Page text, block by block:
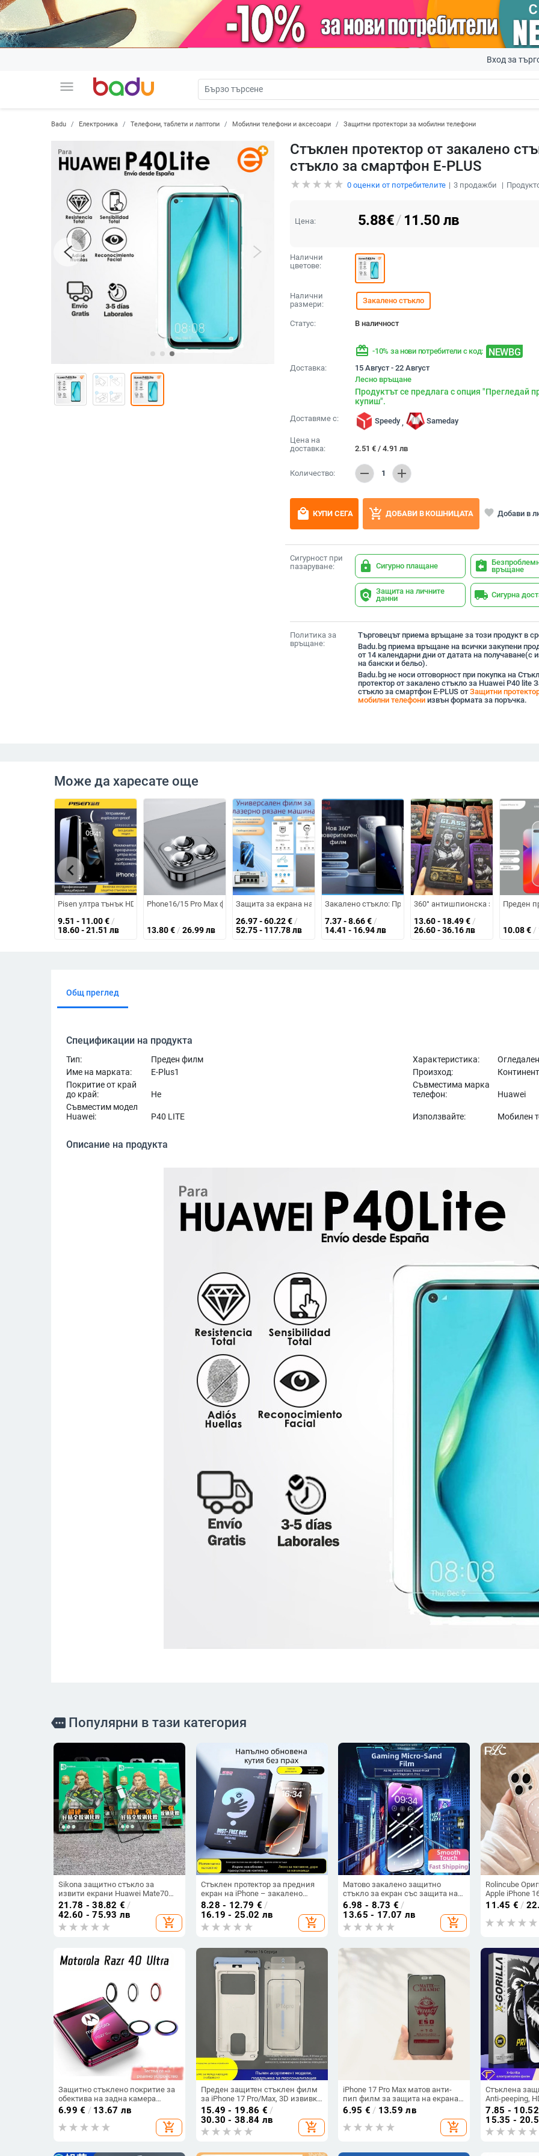
menu
Вход за
Badu Електроника Телефони, таблети и лаптопи Мобилни телефони и аксесоари Защитни протектори за мобилни телефони
Стъклен протектор от закалено
стъкло за смартфон E-PLUS
0оценки от потребителите 3продажби
Цена: 5.88€/ 11.50 лв
Налични
цветове:
Налични
размери:
Закалено стъкло
Статус: В наличност
redeem -10% за нови потребители с код: NEWBG
Доставка:
15 Август - 22 Август
Лесно връщане
Продуктът се предлага с опция "Прегледай
купиш".
Доставяме с: Speedy , Sameday
Цена на
доставка:
2.51 € / 4.91 лв
Количество: remove 1 add
local_mall КУПИ СЕГА add_shopping_cart ДОБАВИ В КОШНИЦАТА favorite Добави в
Сигурност при
пазаруване:
lock Сигурно плащане assignment_return връщане
policy Защита на личните
данни
local_shipping Сигурна
Политика за
връщане:
Търговецът приема връщане за този продукт в
Badu.bg приема връщане на всички закупени
от 14 календарни дни от датата на получаване(с
на бански и бельо).
Badu.bg не носи отговорност при покупка на
протектор от закалено стъкло за Huawei P40 lite
стъкло за смартфон E-PLUS отЗащитни
мобилни телефониизвън формата за поръчка.
Може да харесате още
Pisen ултра тънък HD закалено стъкло за екран за iPhone 13/14 серия — преден прахоустойчив протектор
9.51 - 11.00€ /
18.60 - 21.51 лв
Phone16/15 Pro Max филм за обектива на задната камера - HD, PET материал, антизелена светлина,
13.80€ / 26.99 лв
Защита за екрана на телефон PET преден филм, HD яснота
26.97 - 60.22€ /
52.75 - 117.78 лв
Закалено стъкло: Преден протектор за екран за iPhone
7.37 - 8.66€ /
14.41 - 16.94 лв
360° антишпионска защита за
13.60 - 18.49€ /
26.60 - 36.16 лв
Преден
10.08€ /
chevron_left
Общ преглед
Спецификации на продукта
Тип: Преден филм Характеристика:
Име на марката:
E-Plus1 Произход:
Покритие от край
до край:
Не
Съвместима марка
телефон:
Huawei
Съвместим модел
Huawei:
P40 LITE Използвайте: Мобилен
Описание на продукта
more Популярни в тази категория
Sikona защитно стъкло за
извити екрани Huawei Mate70
Pro / P60 Pro – закалено, пълно
залепване, анти отпечатъци,
защита от падане и прах
21.78 - 38.82 € /
42.60 - 75.93 лв
add_shopping_cart
Стъклен протектор за предния
екран на iPhone – закалено
стъкло, HD яснота, защита на
поверителността, прахоустойчив
8.28 - 12.79 € /
16.19 - 25.02 лв
add_shopping_cart
Матово закалено защитно
стъкло за екран със защита на
поверителността за iPhone 14
Pro, 14 Pro Max и 14 Max, с мрежа
против прах
6.98 - 8.73 € /
13.65 - 17.07 лв
add_shopping_cart
Rolincube
Apple iPhone
магнит
11.45 € /
Защитно стъклено покритие за
обектива на задна камера
Motorola 40 Ultra – пълно
покритие, HD яснота, анти
отпечатъци, удароустойчиво
6.99 € / 13.67 лв
add_shopping_cart
Преден защитен стъклен филм
за iPhone 17 Pro/Max, 3D извивка
на закалено стъкло,
антипръстови отпечатъци,
прахоустойчив, висока яснота.
15.49 - 19.86 € /
30.30 - 38.84 лв
add_shopping_cart
iPhone 17 Pro Max матов анти-
пип филм за защита на екрана,
пълно покритие за 15 Pro/14/13
XR/12
6.95 € / 13.59 лв
add_shopping_cart
Стъклена
Anti-peeping,
Tempered glass
7.85 - 10.52
15.35 -